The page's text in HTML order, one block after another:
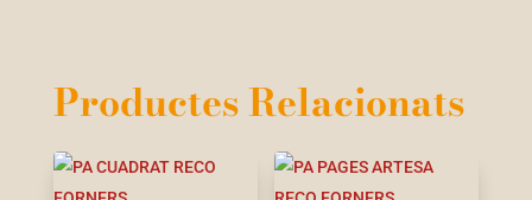
Productes Relacionats